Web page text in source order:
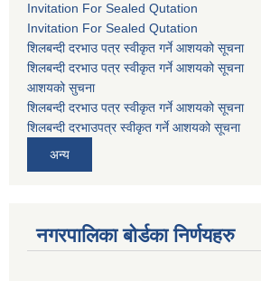
Invitation For Sealed Qutation
Invitation For Sealed Qutation
शिलबन्दी दरभाउ पत्र स्वीकृत गर्ने आशयको सूचना
शिलबन्दी दरभाउ पत्र स्वीकृत गर्ने आशयको सूचना
आशयको सुचना
शिलबन्दी दरभाउ पत्र स्वीकृत गर्ने आशयको सूचना
शिलबन्दी दरभाउपत्र स्वीकृत गर्ने आशयको सूचना
अन्य
नगरपालिका बोर्डका निर्णयहरु